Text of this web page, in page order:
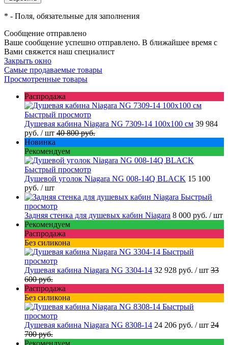
* - Поля, обязательные для заполнения
Сообщение отправлено
Ваше сообщение успешно отправлено. В ближайшее время с
Вами свяжется наш специалист
Закрыть окно
Самые продаваемые товары
Просмотренные товары
Распродажа
Быстрый просмотр
Душевая кабина Niagara NG 7309-14 100x100 см 39 984
руб. / шт 40 800 руб.
Новинка
Рекомендуем
Быстрый просмотр
Душевой уголок Niagara NG 008-14Q BLACK 15 100
руб. / шт
Быстрый
просмотр
Задняя стенка для душевых кабин Niagara 8 000 руб. / шт
Рекомендуем
Распродажа
Без силикона
Быстрый
просмотр
Душевая кабина Niagara NG 3304-14 32 928 руб. / шт 33
600 руб.
Распродажа
Без силикона
Быстрый
просмотр
Душевая кабина Niagara NG 8308-14 24 206 руб. / шт 24
700 руб.
Рекомендуем